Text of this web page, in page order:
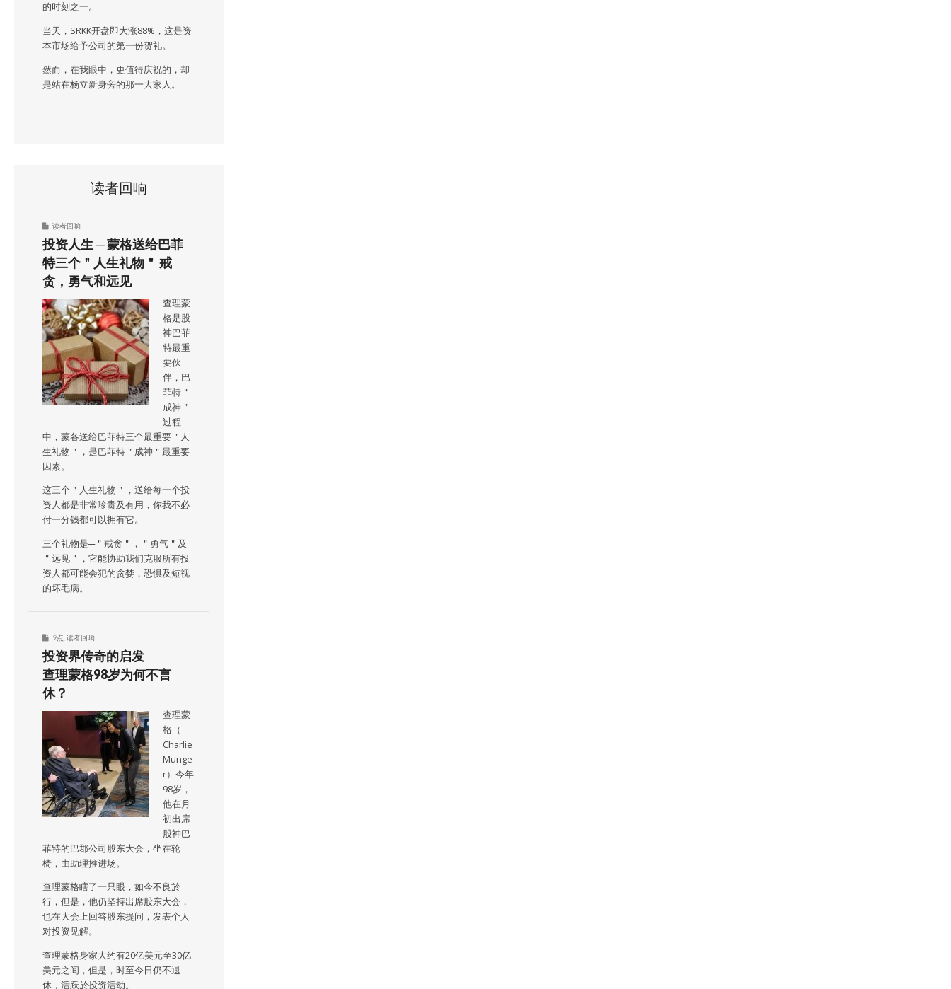
的时刻之一。
当天，SRKK开盘即大涨88%，这是资
本市场给予公司的第一份贺礼。
然而，在我眼中，更值得庆祝的，却
是站在杨立新身旁的那一大家人。
读者回响
读者回响
投资人生 ─ 蒙格送给巴菲
特三个＂人生礼物＂ 戒
贪，勇气和远见
查理蒙
格是股
神巴菲
特最重
要伙
伴，巴
菲特＂
成神＂
过程
中，蒙各送给巴菲特三个最重要＂人
生礼物＂，是巴菲特＂成神＂最重要
因素。
这三个＂人生礼物＂，送给每一个投
资人都是非常珍贵及有用，你我不必
付一分钱都可以拥有它。
三个礼物是─＂戒贪＂，＂勇气＂及
＂远见＂，它能协助我们克服所有投
资人都可能会犯的贪婪，恐惧及短视
的坏毛病。
9点 读者回响
投资界传奇的启发
查理蒙格98岁为何不言
休？
查理蒙
格（
Charlie
Munge
r）今年
98岁，
他在月
初出席
股神巴
菲特的巴郡公司股东大会，坐在轮
椅，由助理推进场。
查理蒙格瞎了一只眼，如今不良於
行，但是，他仍坚持出席股东大会，
也在大会上回答股东提问，发表个人
对投资见解。
查理蒙格身家大约有20亿美元至30亿
美元之间，但是，时至今日仍不退
休，活跃於投资活动。